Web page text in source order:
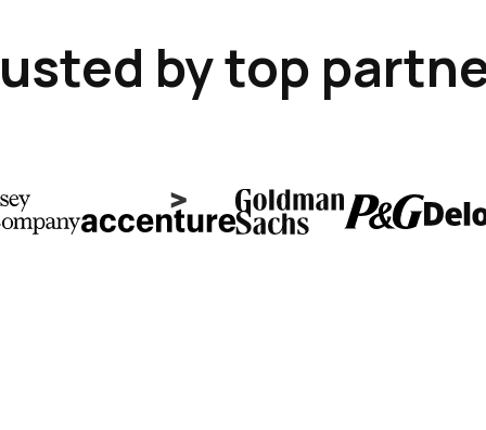
by top